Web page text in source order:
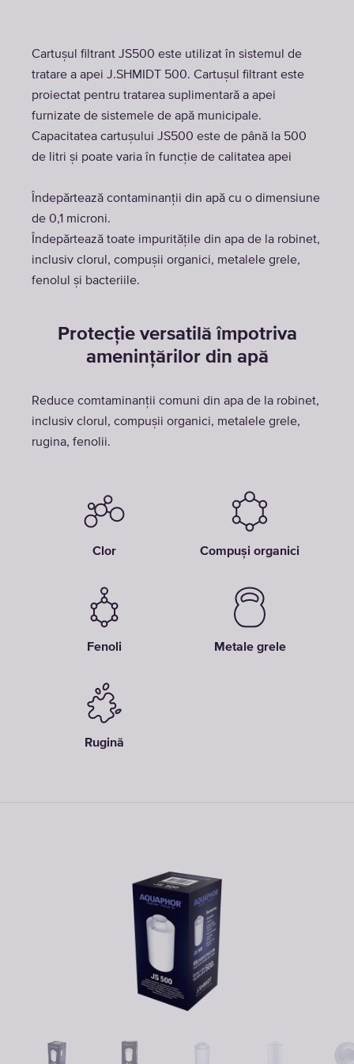
Cartușul filtrant JS500 este utilizat în sistemul de
tratare a apei J.SHMIDT 500. Cartușul filtrant este
proiectat pentru tratarea suplimentară a apei
furnizate de sistemele de apă municipale.
Capacitatea cartușului JS500 este de până la 500
de litri și poate varia în funcție de calitatea apei
Îndepărtează contaminanții din apă cu o dimensiune
de 0,1 microni.
Îndepărtează toate impuritățile din apa de la robinet,
inclusiv clorul, compușii organici, metalele grele,
fenolul și bacteriile.
Protecție versatilă împotriva
amenințărilor din apă
Reduce comtaminanții comuni din apa de la robinet,
inclusiv clorul, compușii organici, metalele grele,
rugina, fenolii.
Clor Compuși organici
Fenoli Metale grele
Rugină